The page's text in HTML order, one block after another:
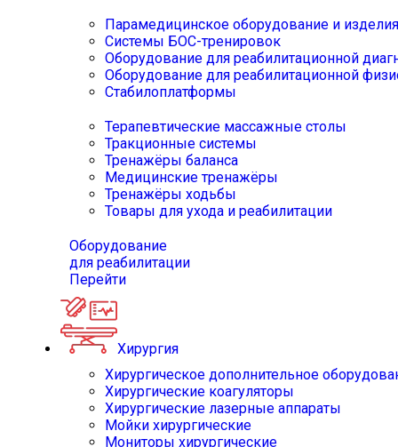
Парамедицинское оборудование и изделия
Системы БОС-тренировок
Оборудование для реабилитационной
Оборудование для реабилитационной
Стабилоплатформы
Терапевтические массажные столы
Тракционные системы
Тренажёры баланса
Медицинские тренажёры
Тренажёры ходьбы
Товары для ухода и реабилитации
Оборудование
для реабилитации
Перейти
Хирургия
Хирургическое дополнительное
Хирургические коагуляторы
Хирургические лазерные аппараты
Мойки хирургические
Мониторы хирургические